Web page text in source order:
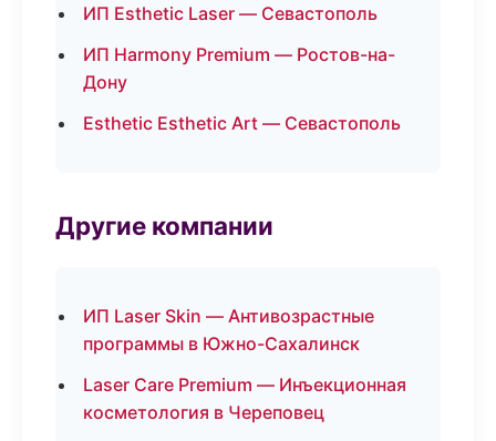
ИП Esthetic Laser — Севастополь
ИП Harmony Premium — Ростов-на-
Дону
Esthetic Esthetic Art — Севастополь
Другие компании
ИП Laser Skin — Антивозрастные
программы в Южно-Сахалинск
Laser Care Premium — Инъекционная
косметология в Череповец